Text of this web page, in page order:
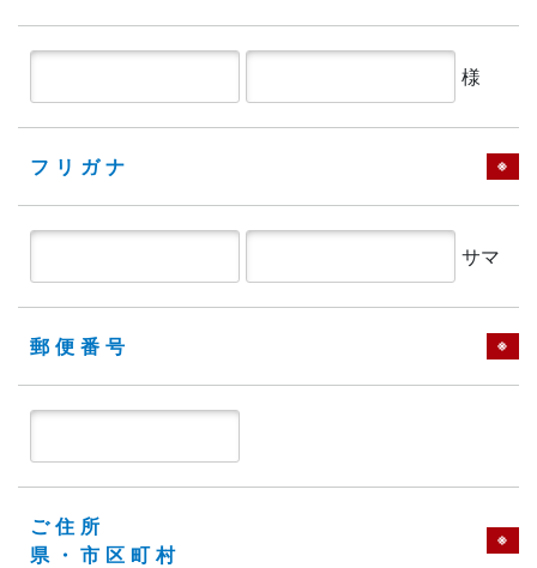
様
フリガナ ※
サマ
郵便番号 ※
ご住所
県・市区町村
※